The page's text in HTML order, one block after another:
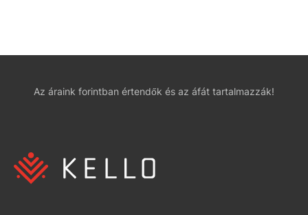
Az áraink forintban értendők és az áfát tartalmazzák!